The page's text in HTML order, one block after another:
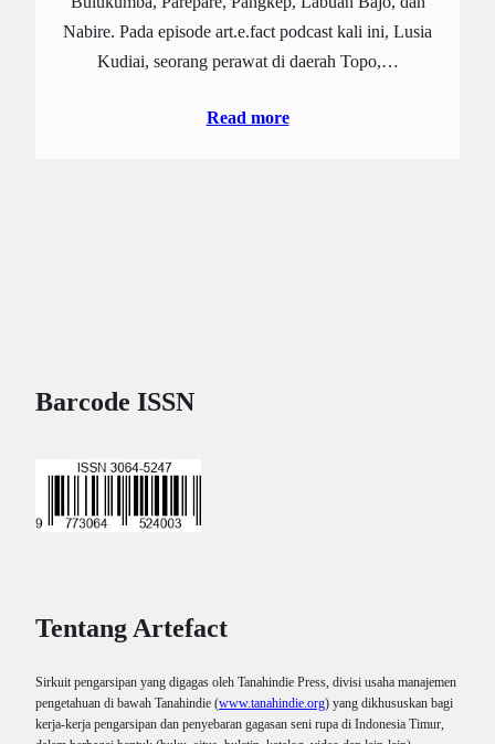
Nabire. Pada episode art.e.fact podcast kali ini, Lusia
Kudiai, seorang perawat di daerah Topo,…
Read more
Barcode ISSN
Tentang Artefact
Sirkuit pengarsipan yang digagas oleh Tanahindie Press, divisi usaha manajemen
pengetahuan di bawah Tanahindie (www.tanahindie.org) yang dikhususkan bagi
kerja-kerja pengarsipan dan penyebaran gagasan seni rupa di Indonesia Timur,